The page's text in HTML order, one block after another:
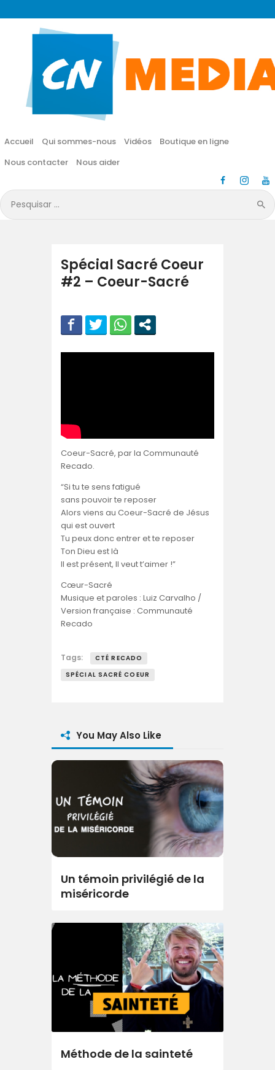
Accueil Qui sommes-nous Vidéos
Boutique en ligne
Nous contacter
Nous aider
Pesquisar
por:
CN MÉDIA
Une vie nouvelle en JESUS !
Accueil
Vidéos
Boutique en ligne
Nous aider
Spécial Sacré Coeur
#2 – Coeur-Sacré
Coeur-Sacré, par la Communauté
Recado.
“Si tu te sens fatigué
sans pouvoir te reposer
Alors viens au Coeur-Sacré de Jésus
qui est ouvert
Tu peux donc entrer et te reposer
Ton Dieu est là
Il est présent, Il veut t’aimer !”
Cœur-Sacré
Musique et paroles : Luiz Carvalho /
Version française : Communauté
Recado
Tags:
CTÉ RECADO
SPÉCIAL SACRÉ COEUR
You May Also Like
Un témoin privilégié de la
miséricorde
Méthode de la sainteté